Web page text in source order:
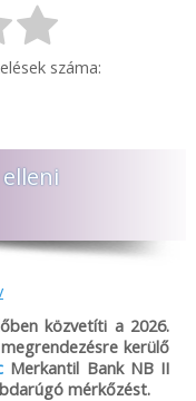
száma:
közvetíti a 2026.
kerülő
Merkantil Bank NB II
mérkőzést.